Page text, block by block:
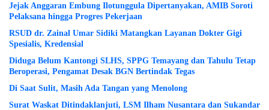
Jejak Anggaran Embung Ilotunggula Dipertanyakan, AMIB Soroti
Pelaksana hingga Progres Pekerjaan
RSUD dr. Zainal Umar Sidiki Matangkan Layanan Dokter Gigi
Spesialis, Kredensial
Diduga Belum Kantongi SLHS, SPPG Temayang dan Tahulu Tetap
Beroperasi, Pengamat Desak BGN Bertindak Tegas
Di Saat Sulit, Masih Ada Tangan yang Menolong
Surat Waskat Ditindaklanjuti, LSM Ilham Nusantara dan Sukandar